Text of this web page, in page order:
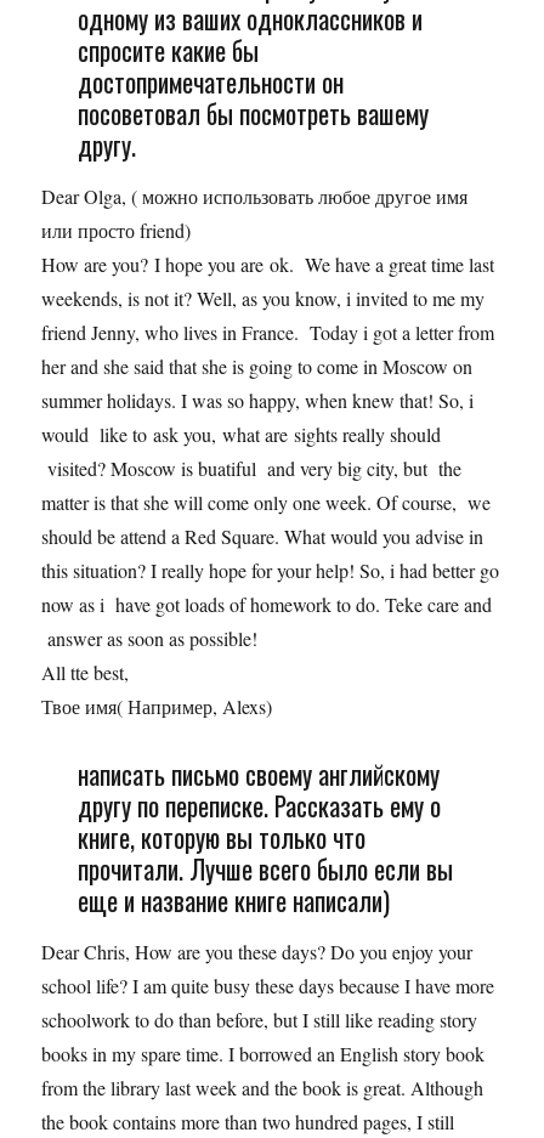
одному из ваших одноклассников и
спросите какие бы
достопримечательности он
посоветовал бы посмотреть вашему
другу.
Dear Olga, ( можно использовать любое другое имя
или просто friend)
How are you? I hope you are ok. We have a great time last
weekends, is not it? Well, as you know, i invited to me my
friend Jenny, who lives in France. Today i got a letter from
her and she said that she is going to come in Moscow on
summer holidays. I was so happy, when knew that! So, i
would like to ask you, what are sights really should
visited? Moscow is buatiful and very big city, but the
matter is that she will come only one week. Of course, we
should be attend a Red Square. What would you advise in
this situation? I really hope for your help! So, i had better go
now as i have got loads of homework to do. Teke care and
answer as soon as possible!
All tte best,
Твое имя( Например, Alexs)
написать письмо своему английскому
другу по переписке. Рассказать ему о
книге, которую вы только что
прочитали. Лучше всего было если вы
еще и название книге написали)
Dear Chris, How are you these days? Do you enjoy your
school life? I am quite busy these days because I have more
schoolwork to do than before, but I still like reading story
books in my spare time. I borrowed an English story book
from the library last week and the book is great. Although
the book contains more than two hundred pages, I still